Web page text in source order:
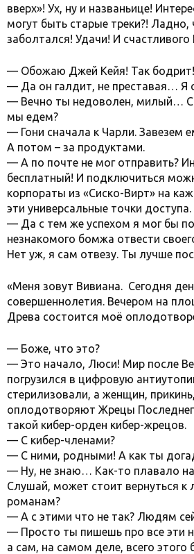
вверх»! Ух, ну и названьице!
могут быть старые треки?! Ладно,
заболтался! Удачи! И счастливого
— Обожаю Джей Кейя! Так бодрит!
— Да он галдит, не преставая… Я
— Вечно ты недоволен, милый…
мы едем?
— Гони сначала к Чарли. Завезем
А потом – за продуктами.
— А по почте не мог отправить?
бесплатный! И подключиться
корпораты из «Сиско-Вирт» на
эти универсальные точки доступа.
— Да с тем же успехом я мог бы
незнакомого бомжа отвести
Нет уж, я сам отвезу. Ты лучше
«Меня зовут Вивиана. Сегодня
совершеннолетия. Вечером на
Древа состоится моё
— Боже, что это?
— Это начало, Люси! Мир после
погрузился в цифровую
стерилизовали, а женщин,
оплодотворяют Жрецы
такой кибер-орден кибер-жрецов.
— С кибер-членами?
— С ними, родными! А как ты
— Ну, не знаю… Как-то плавало
Слушай, может стоит вернуться
романам?
— А с этими что не так? Людям
— Просто ты пишешь про все эти
а сам, на самом деле, всего этого